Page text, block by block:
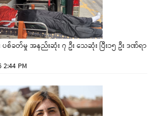
ပစ်ခတ်မှု အနည်းဆုံး ၇ ဦး သေဆုံး ပြီး၁၅ ဦး ဒဏ်ရာ
2:44 PM